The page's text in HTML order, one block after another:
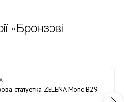
«Бронзові
статуетка ZELENA Мопс В29